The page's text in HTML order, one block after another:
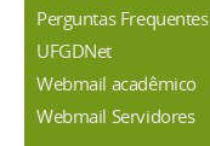
Perguntas Frequentes
UFGDNet
Webmail acadêmico
Webmail Servidores